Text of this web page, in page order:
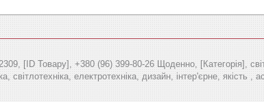
[ID Товару], +380 (96) 399-80-26 Щоденно, [Категорія],
світлотехніка, електротехніка, дизайн, інтер'єрне, якість ,